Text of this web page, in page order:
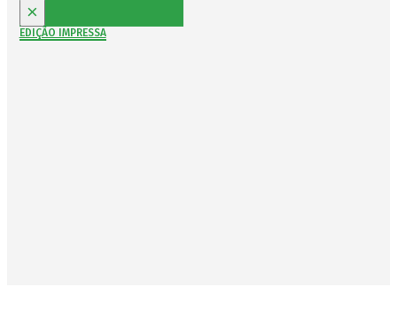
×
EDIÇÃO IMPRESSA